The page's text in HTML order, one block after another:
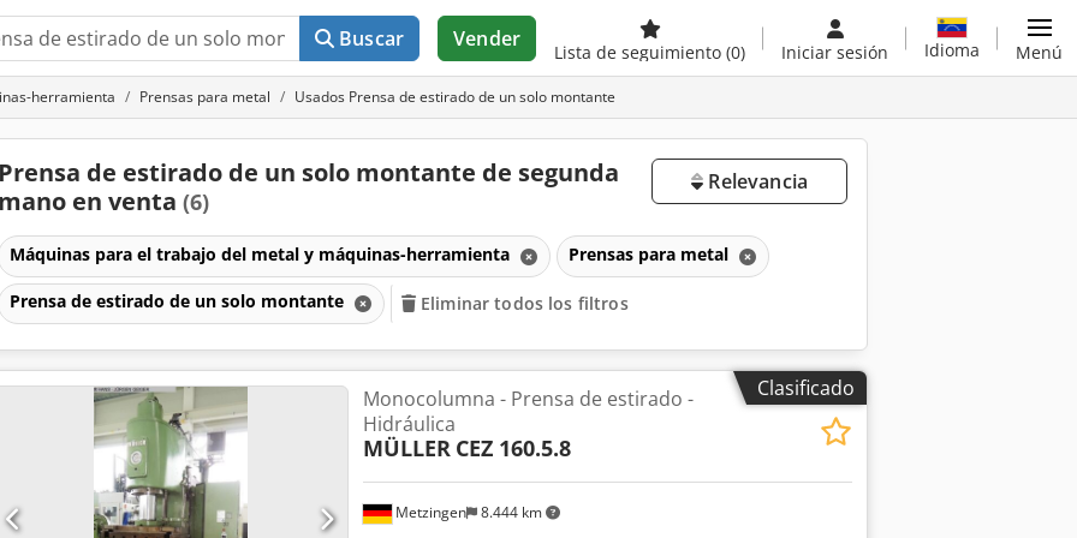
Buscar Vender
Lista de seguimiento (0) Iniciar sesión Idioma Menú
herramienta Prensas para metal Usados Prensa de estirado de un solo montante
Prensa de estirado de un solo montante de segunda
mano en venta (6)
Relevancia
Máquinas para el trabajo del metal y máquinas-herramienta Prensas para metal
Prensa de estirado de un solo montante Eliminar todos los filtros
Clasificado
Metzingen 8.444 km
Monocolumna - Prensa de estirado -
Hidráulica
MÜLLER CEZ 160.5.8